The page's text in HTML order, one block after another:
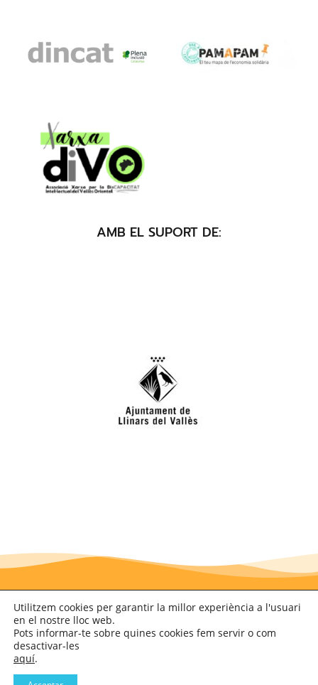
AMB EL SUPORT DE:
ADREÇA
Utilitzem cookies per garantir la millor experiència a l'usuari
en el nostre lloc web.
Pots informar-te sobre quines cookies fem servir o com
desactivar-les
aquí.